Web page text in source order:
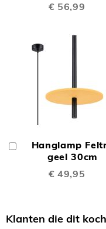
€ 56,99
Hanglamp
geel 30cm
€ 49,95
Winkelwagen
Klanten die dit